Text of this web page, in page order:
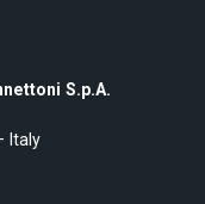
S.p.A.
Italy